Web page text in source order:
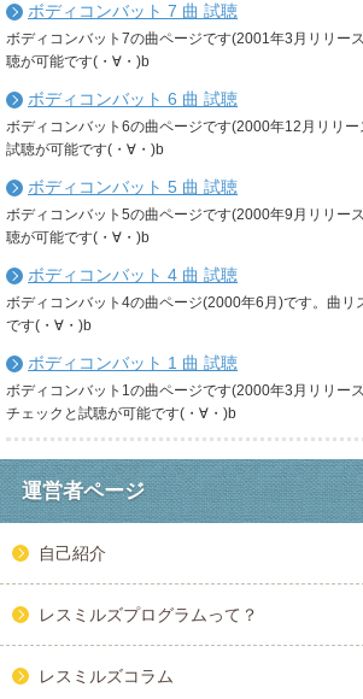
ボディコンバット 7 曲 試聴
ボディコンバット7の曲ページです(2001年3月リリー
聴が可能です(・∀・)b
ボディコンバット 6 曲 試聴
ボディコンバット6の曲ページです(2000年12月リリー
試聴が可能です(・∀・)b
ボディコンバット 5 曲 試聴
ボディコンバット5の曲ページです(2000年9月リリー
聴が可能です(・∀・)b
ボディコンバット 4 曲 試聴
ボディコンバット4の曲ページ(2000年6月)です。曲リ
です(・∀・)b
ボディコンバット 1 曲 試聴
ボディコンバット1の曲ページです(2000年3月リリー
チェックと試聴が可能です(・∀・)b
運営者ページ
自己紹介
レスミルズプログラムって？
レスミルズコラム